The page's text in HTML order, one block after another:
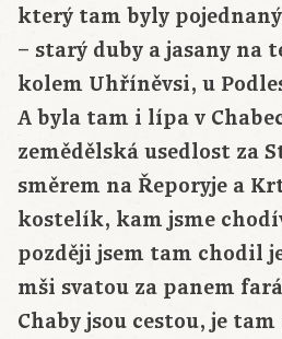
který tam byly
– starý duby a jasany na
kolem Uhříněvsi, u
A byla tam i lípa v
zemědělská usedlost za
směrem na Řeporyje a
kostelík, kam jsme
později jsem tam chodil
mši svatou za panem
Chaby jsou cestou, je